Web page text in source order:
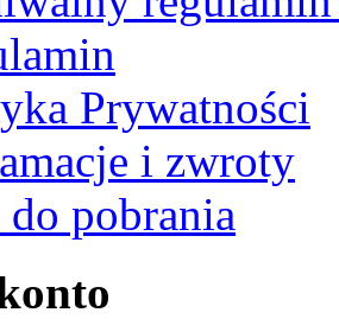
Prywatności
i zwroty
pobrania